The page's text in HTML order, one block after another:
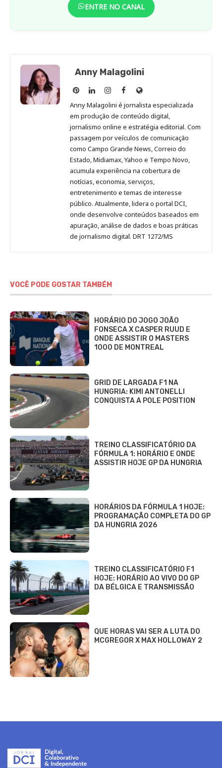
ENTRE NO CANAL
Anny Malagolini
Anny
Malagolini
no
Pinterest
Anny
Malagolini
no
LinkedIn
Anny
Malagolini
no
Instagram
Anny
Malagolini
no
Facebook
Site
de
Anny
Malagolini
Anny Malagolini é jornalista especializada
em produção de conteúdo digital,
jornalismo online e estratégia editorial. Com
passagem por veículos de comunicação
como Campo Grande News, Correio do
Estado, Midiamax, Yahoo e Tempo Novo,
acumula experiência na cobertura de
notícias, economia, serviços,
entretenimento e temas de interesse
público. Atualmente, lidera o portal DCI,
onde desenvolve conteúdos baseados em
apuração, análise de dados e boas práticas
de jornalismo digital. DRT 1272/MS
VOCÊ PODE GOSTAR TAMBÉM
HORÁRIO DO JOGO JOÃO
FONSECA X CASPER RUUD E
ONDE ASSISTIR O MASTERS
1000 DE MONTREAL
GRID DE LARGADA F1 NA
HUNGRIA: KIMI ANTONELLI
CONQUISTA A POLE POSITION
TREINO CLASSIFICATÓRIO DA
FÓRMULA 1: HORÁRIO E ONDE
ASSISTIR HOJE GP DA HUNGRIA
HORÁRIOS DA FÓRMULA 1 HOJE:
PROGRAMAÇÃO COMPLETA DO GP
DA HUNGRIA 2026
TREINO CLASSIFICATÓRIO F1
HOJE: HORÁRIO AO VIVO DO GP
DA BÉLGICA E TRANSMISSÃO
QUE HORAS VAI SER A LUTA DO
MCGREGOR X MAX HOLLOWAY 2